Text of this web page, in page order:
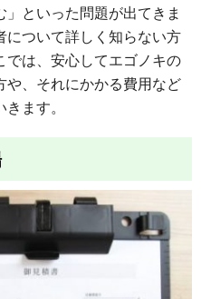
」といった問題が出てきま
ついて詳しく知らない方
では、安心してエゴノキの
や、それにかかる費用など
ます。